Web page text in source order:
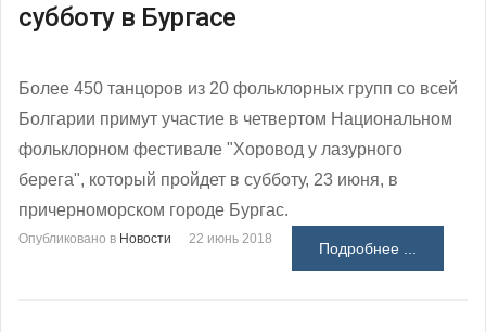
субботу в Бургасе
Более 450 танцоров из 20 фольклорных групп со всей
Болгарии примут участие в четвертом Национальном
фольклорном фестивале "Хоровод у лазурного
берега", который пройдет в субботу, 23 июня, в
причерноморском городе Бургас.
Опубликовано в Новости 22 июнь 2018
Подробнее ...